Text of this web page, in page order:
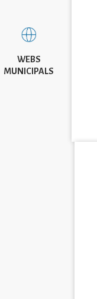
WEBS
MUNICIPALS